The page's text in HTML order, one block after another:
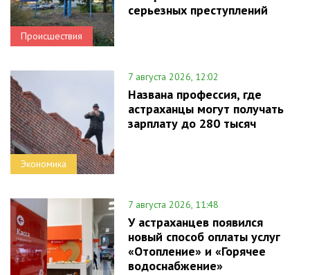
Происшествия
серьезных преступлений
Экономика
7 августа 2026, 12:02
Названа профессия, где
астраханцы могут получать
зарплату до 280 тысяч
7 августа 2026, 11:48
У астраханцев появился
новый способ оплаты услуг
«Отопление» и «Горячее
водоснабжение»